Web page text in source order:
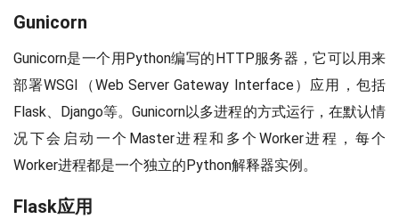
Gunicorn
Gunicorn是一个用Python编写的HTTP服务器，它可以用来
部署WSGI（Web Server Gateway Interface）应用，包括
Flask、Django等。Gunicorn以多进程的方式运行，在默认情
况下会启动一个Master进程和多个Worker进程，每个
Worker进程都是一个独立的Python解释器实例。
Flask应用